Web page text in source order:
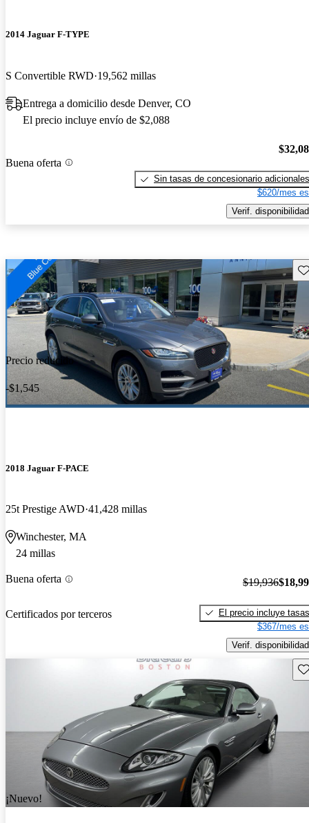
2014 Jaguar F-TYPE
S Convertible RWD 19,562 millas
Entrega a domicilio desde Denver, CO
El precio incluye envío de $2,088
Buena oferta
Sin tasas de concesionario adicionales
$620/mes
Verif. disponibilidad
Precio reducido
-$1,545
2018 Jaguar F-PACE
25t Prestige AWD 41,428 millas
Winchester, MA
24 millas
Buena oferta
Certificados por terceros
$19,936
El precio incluye tasas
$367/mes
Verif. disponibilidad
¡Nuevo!